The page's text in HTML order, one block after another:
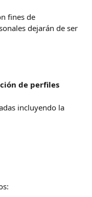
fines de
dejarán de ser
de perfiles
incluyendo la